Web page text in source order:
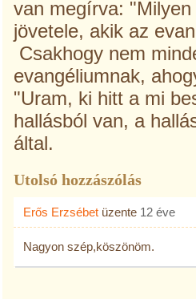
van megírva:
jövetele, akik az
Csakhogy nem
evangéliumnak,
"Uram, ki hitt a mi
hallásból van, a
által.
Utolsó hozzászólás
Erős Erzsébet üzente 12 éve
Nagyon szép,köszönöm.